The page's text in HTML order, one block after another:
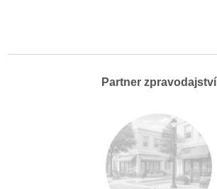
Partner zpravodajství